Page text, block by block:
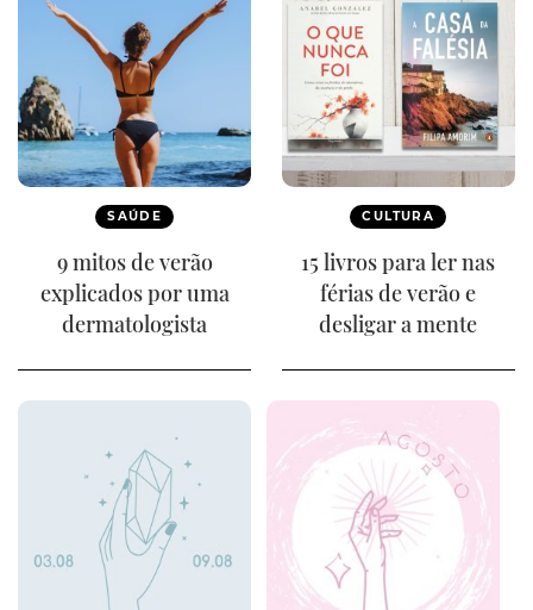
SAÚDE
9 mitos de verão
explicados por uma
dermatologista
CULTURA
15 livros para ler nas
férias de verão e
desligar a mente